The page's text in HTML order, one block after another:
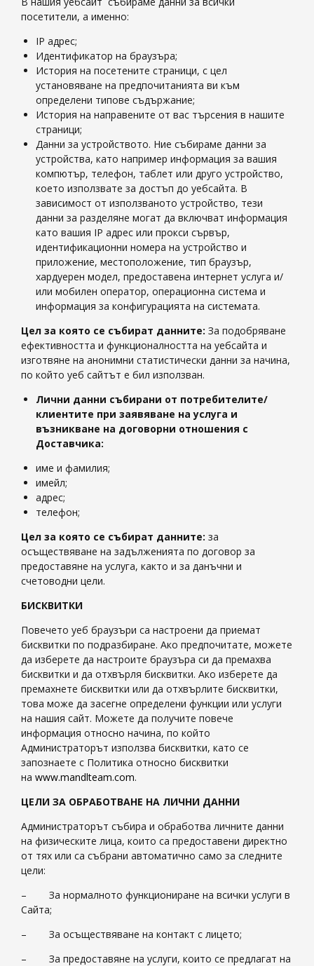
посетители, а именно:
IP адрес;
Идентификатор на браузъра;
История на посетените страници, с цел
установяване на предпочитанията ви към
определени типове съдържание;
История на направените от вас търсения в нашите
страници;
Данни за устройството. Ние събираме данни за
устройства, като например информация за вашия
компютър, телефон, таблет или друго устройство,
което използвате за достъп до уебсайта. В
зависимост от използваното устройство, тези
данни за разделяне могат да включват информация
като вашия IP адрес или прокси сървър,
идентификационни номера на устройство и
приложение, местоположение, тип браузър,
хардуерен модел, предоставена интернет услуга и/
или мобилен оператор, операционна система и
информация за конфигурацията на системата.
Цел за която се събират данните: За подобряване
ефективността и функционалността на уебсайта и
изготвяне на анонимни статистически данни за начина,
по който уеб сайтът е бил използван.
Лични данни събирани от потребителите/
клиентите при заявяване на услуга и
възникване на договорни отношения с
Доставчика:
име и фамилия;
имейл;
адрес;
телефон;
Цел за която се събират данните: за
осъществяване на задълженията по договор за
предоставяне на услуга, както и за данъчни и
счетоводни цели.
БИСКВИТКИ
Повечето уеб браузъри са настроени да приемат
бисквитки по подразбиране. Ако предпочитате, можете
да изберете да настроите браузъра си да премахва
бисквитки и да отхвърля бисквитки. Ако изберете да
премахнете бисквитки или да отхвърлите бисквитки,
това може да засегне определени функции или услуги
на нашия сайт. Можете да получите повече
информация относно начина, по който
Администраторът използва бисквитки, като се
запознаете с Политика относно бисквитки
на www.mandlteam.com.
ЦЕЛИ ЗА ОБРАБОТВАНЕ НА ЛИЧНИ ДАННИ
Администраторът събира и обработва личните данни
на физическите лица, които са предоставени директно
от тях или са събрани автоматично само за следните
цели:
– За нормалното функциониране на всички услуги в
Сайта;
– За осъществяване на контакт с лицето;
– За предоставяне на услуги, които се предлагат на